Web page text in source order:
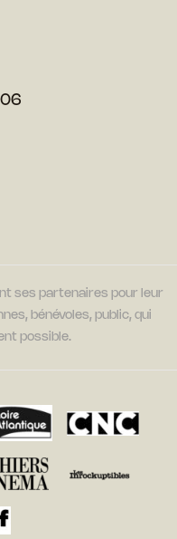
ses partenaires pour leur
bénévoles, public, qui
possible.